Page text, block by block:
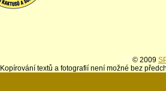
© 2009
Kopírování textů a fotografií není možné bez